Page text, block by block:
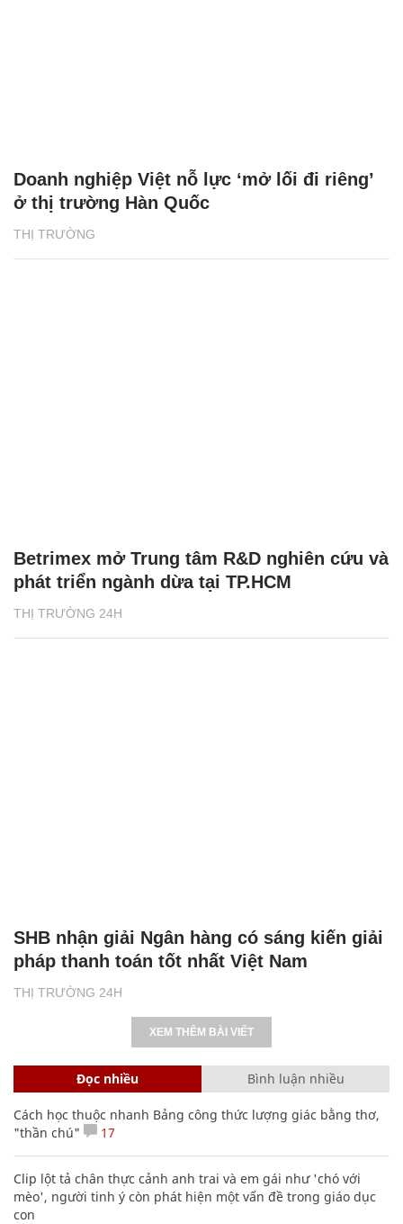
THỊ TRƯỜNG
Doanh nghiệp Việt nỗ lực ‘mở lối đi riêng’
ở thị trường Hàn Quốc
THỊ TRƯỜNG 24H
Betrimex mở Trung tâm R&D nghiên cứu và
phát triển ngành dừa tại TP.HCM
THỊ TRƯỜNG 24H
SHB nhận giải Ngân hàng có sáng kiến giải
pháp thanh toán tốt nhất Việt Nam
XEM THÊM BÀI VIẾT
Đọc nhiều Bình luận nhiều
Cách học thuộc nhanh Bảng công thức lượng giác bằng thơ,
"thần chú"
17
Clip lột tả chân thực cảnh anh trai và em gái như 'chó với
mèo', người tinh ý còn phát hiện một vấn đề trong giáo dục
con